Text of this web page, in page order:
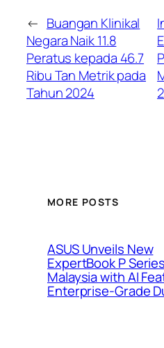
← Buangan Klinikal
Negara Naik 11.8
Peratus kepada 46.7
Ribu Tan Metrik pada
Tahun 2024
MORE POSTS
ASUS Unveils New
ExpertBook P
Malaysia with AI
Enterprise-Grade